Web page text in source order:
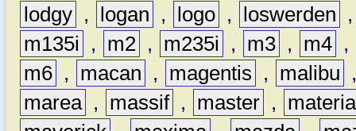
lodgy , logan , logo , loswerden
m135i
, m2 , m235i , m3 , m4 ,
m6 , macan , magentis , malibu
marea , massif , master ,
materia